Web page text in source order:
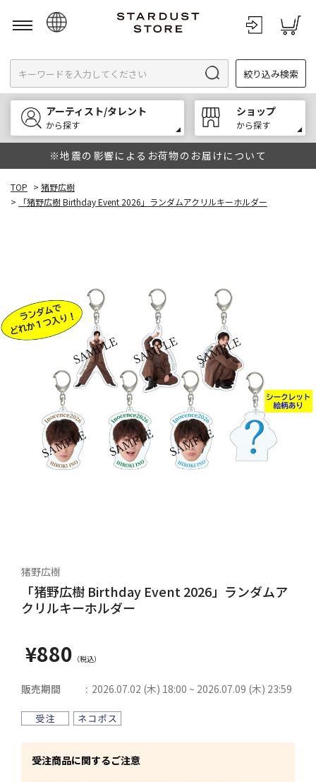
English
한국어
中文
絞り込み検索
アーティスト/タレント
から探す
ショップ
から探す
※地震の影響によるお荷物のお届けについて
TOP > 猪野広樹
>
「猪野広樹 Birthday Event 2026」ランダムアクリルキーホルダー
猪野広樹
「猪野広樹 Birthday Event 2026」ランダムア
クリルキーホルダー
¥880
販売期間 2026.07.02 (木) 18:00 ~ 2026.07.09 (木) 23:59
受注商品に関するご注意